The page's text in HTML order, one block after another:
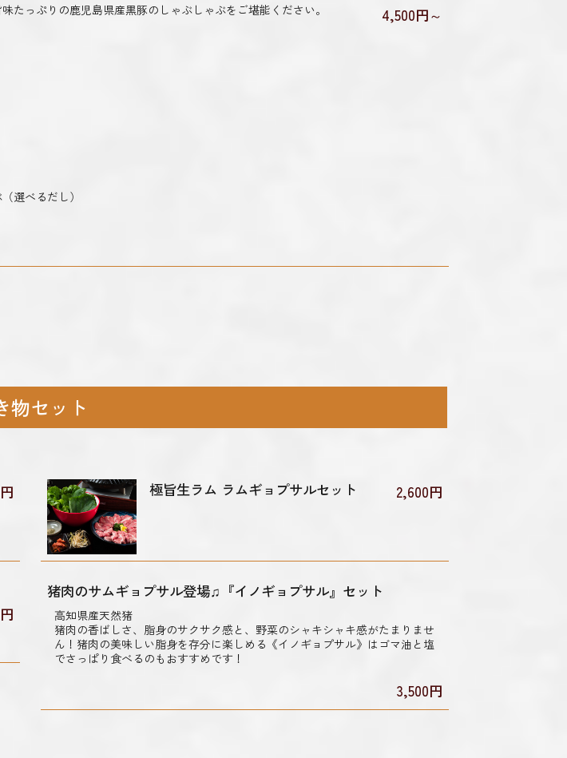
たっぷりの鹿児島県産黒豚のしゃぶしゃぶをご堪能ください。
選べるだし）
4,500円～
物セット
極旨生ラム ラムギョプサルセット 2,600円
猪肉のサムギョプサル登場♫『イノギョプサル』セット
高知県産天然猪
猪肉の香ばしさ、脂身のサクサク感と、野菜のシャキシャキ感がたまりませ
ん！猪肉の美味しい脂身を存分に楽しめる《イノギョプサル》はゴマ油と塩
でさっぱり食べるのもおすすめです！
3,500円